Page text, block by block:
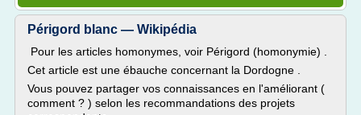
Périgord blanc — Wikipédia
Pour les articles homonymes, voir Périgord (homonymie) .
Cet article est une ébauche concernant la Dordogne .
Vous pouvez partager vos connaissances en l'améliorant (
comment ? ) selon les recommandations des projets